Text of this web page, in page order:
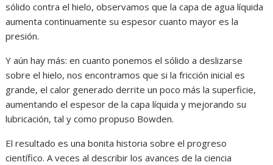
sólido contra el hielo, observamos que la capa de agua líquida
aumenta continuamente su espesor cuanto mayor es la
presión.
Y aún hay más: en cuanto ponemos el sólido a deslizarse
sobre el hielo, nos encontramos que si la fricción inicial es
grande, el calor generado derrite un poco más la superficie,
aumentando el espesor de la capa líquida y mejorando su
lubricación, tal y como propuso Bowden.
El resultado es una bonita historia sobre el progreso
científico. A veces al describir los avances de la ciencia